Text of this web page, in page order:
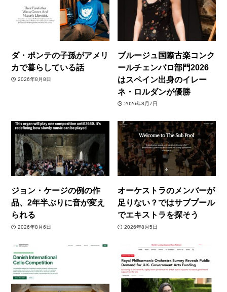
ダ・ポンテの子孫がアメリ
カで暮らしている話
2026年8月8日
ブルージュ国際古楽コンク
ールチェンバロ部門2026
はスペイン出身のイレー
ネ・ロルダンが優勝
2026年8月7日
ジョン・ケージの例の作
品、2年半ぶりに音が変え
られる
2026年8月6日
オーケストラのメンバーが
足りない？ではサブプール
でエキストラを探そう
2026年8月5日